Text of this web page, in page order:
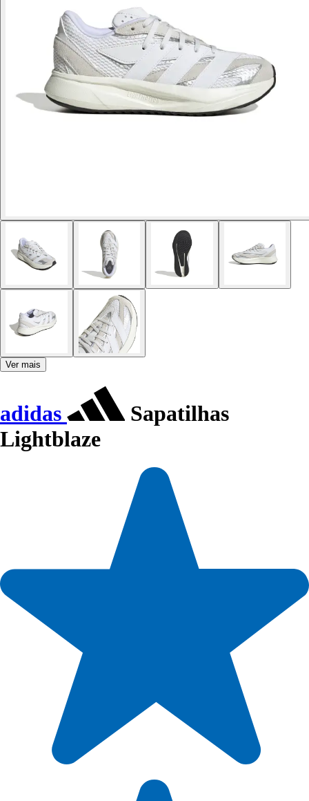
Ver mais
adidas
Sapatilhas
Lightblaze